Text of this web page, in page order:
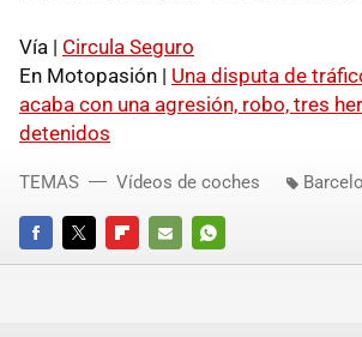
Vía | Circula Seguro
En Motopasión | Una disputa de
acaba con una agresión, robo, tres
detenidos
FACEBOOKTWITTERFLIPBOARD
E-
WHATSAPP
TEMAS Vídeos de coches